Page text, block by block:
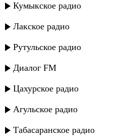
Кумыкское радио
Лакское радио
Рутульское радио
Диалог FM
Цахурское радио
Агульское радио
Табасаранское радио
Ульзана Максудова -
Ульзана Максудова -
Ульзана Максудова -